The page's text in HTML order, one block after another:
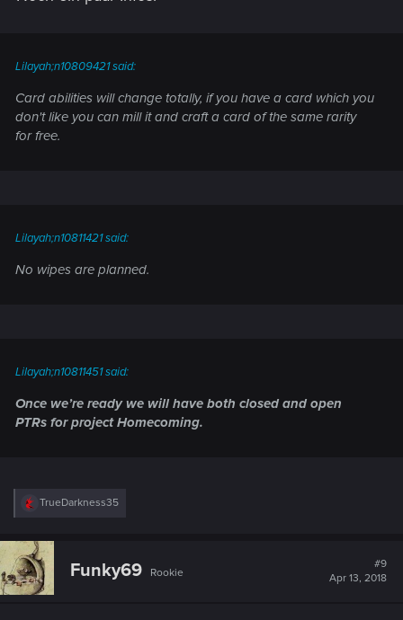
Lilayah;n10809421 said:
Card abilities will change totally, if you have a card which you
don't like you can mill it and craft a card of the same rarity
for free.
Lilayah;n10811421 said:
No wipes are planned.
Lilayah;n10811451 said:
Once we’re ready we will have both closed and open
PTRs for project Homecoming.
R
c
t
i
o
TrueDarkness35
Funky69 Rookie
#9
Apr 13, 2018